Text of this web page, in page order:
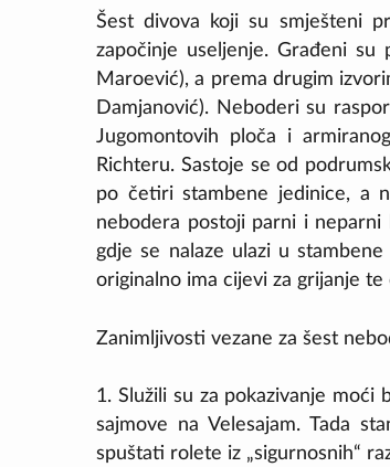
Šest divova koji su smješteni
započinje useljenje. Građeni
Maroević), a prema drugim
Damjanović). Neboderi su
Jugomontovih ploča i
Richteru. Sastoje se od
po četiri stambene jedinice, a
nebodera postoji parni i
gdje se nalaze ulazi u
originalno ima cijevi za grijanje
Zanimljivosti vezane za šest
1. Služili su za pokazivanje moći
sajmove na Velesajam. Tada
spuštati rolete iz „sigurnosnih“